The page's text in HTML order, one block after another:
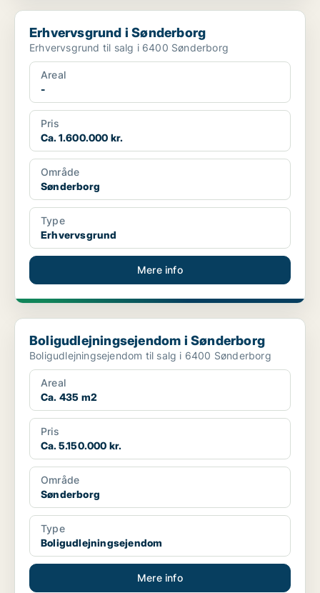
Erhvervsgrund i Sønderborg
Erhvervsgrund i Sønderborg
Erhvervsgrund til salg i 6400 Sønderborg
Areal
-
Pris
Ca. 1.600.000 kr.
Område
Sønderborg
Type
Erhvervsgrund
Mere info
Boligudlejningsejendom i Sønderborg
Boligudlejningsejendom i Sønderborg
Boligudlejningsejendom til salg i 6400 Sønderborg
Areal
Ca. 435 m2
Pris
Ca. 5.150.000 kr.
Område
Sønderborg
Type
Boligudlejningsejendom
Mere info